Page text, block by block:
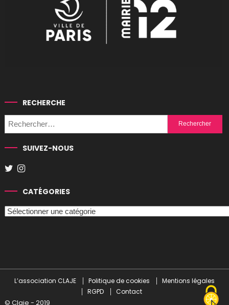
RECHERCHE
Rechercher :
SUIVEZ-NOUS
CATÉGORIES
Catégories
L’association CLAJE Politique de cookies
Mentions légales
RGPD
Contact
© Claje - 2019